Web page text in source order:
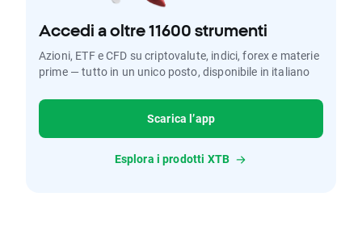
Accedi a oltre 11600 strumenti
Azioni, ETF e CFD su criptovalute, indici, forex e materie
prime — tutto in un unico posto, disponibile in italiano
Scarica l’app
Esplora i prodotti XTB